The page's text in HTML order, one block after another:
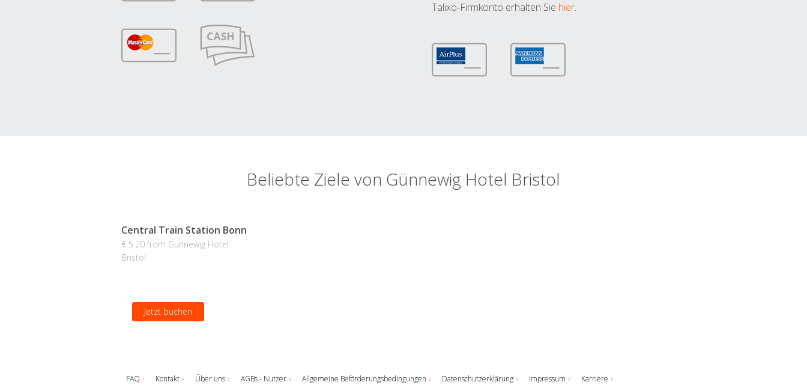
Talixo-Firmkonto erhalten Sie hier.
Beliebte Ziele von Günnewig Hotel Bristol
Central Train Station Bonn
€ 5.20 from Günnewig Hotel
Bristol
Jetzt buchen
FAQ Kontakt Über uns AGBs - Nutzer Allgemeine Beförderungsbedingungen Datenschutzerklärung Impressum Karriere